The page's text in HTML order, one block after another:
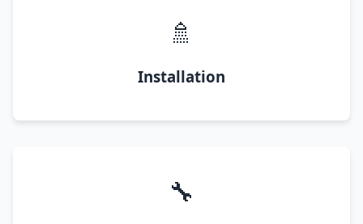
🚿
Installation
🔧